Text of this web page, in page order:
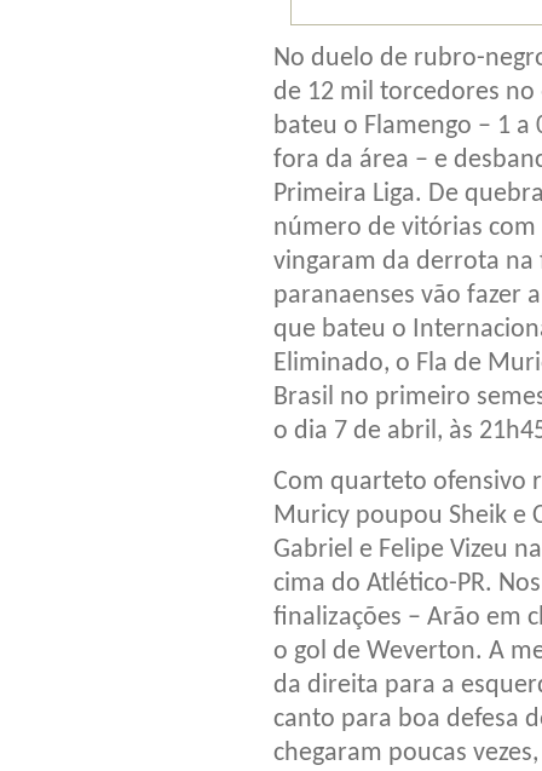
No duelo de rubro-
de 12 mil torcedores
bateu o Flamengo – 1
fora da área – e
Primeira Liga. De
número de vitórias com
vingaram da derrota na
paranaenses vão fazer
que bateu o
Eliminado, o Fla de
Brasil no primeiro
o dia 7 de abril, às
Com quarteto ofensivo
Muricy poupou Sheik e
Gabriel e Felipe Vizeu
cima do Atlético-PR.
finalizações – Arão em
o gol de Weverton. A
da direita para a
canto para boa defesa
chegaram poucas